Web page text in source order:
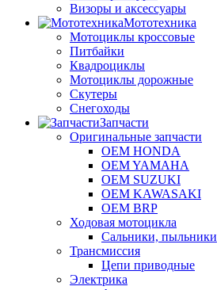
Визоры и аксессуары
Мототехника
Мотоциклы кроссовые
Питбайки
Квадроциклы
Мотоциклы дорожные
Скутеры
Снегоходы
Запчасти
Оригинальные запчасти
OEM HONDA
OEM YAMAHA
OEM SUZUKI
OEM KAWASAKI
OEM BRP
Ходовая мотоцикла
Сальники, пыльники
Трансмиссия
Цепи приводные
Электрика